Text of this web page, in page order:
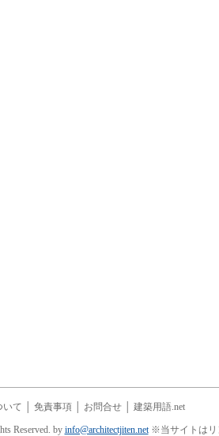
いて 免責事項 お問合せ 建築用語.net
Reserved. by info@architectjiten.net※当サイトはリ